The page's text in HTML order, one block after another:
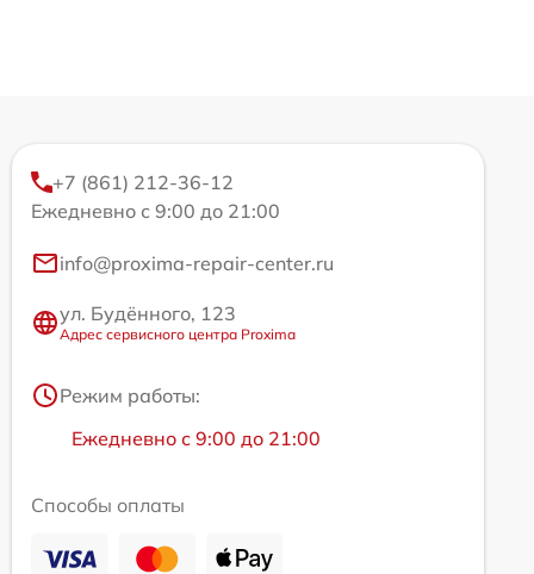
+7 (861) 212-36-12
Ежедневно с 9:00 до 21:00
info@proxima-repair-center.ru
ул. Будённого, 123
Адрес сервисного центра Proxima
Режим работы:
Ежедневно с 9:00 до 21:00
Способы оплаты